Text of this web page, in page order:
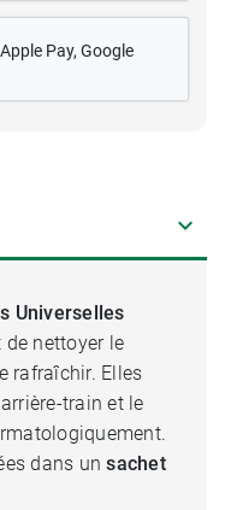
Pay, Google
Universelles
de nettoyer le
rafraîchir. Elles
train et le
dans unsachet